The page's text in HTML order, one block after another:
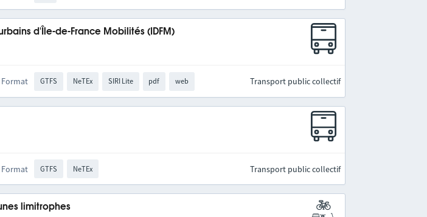
d'Île-de-France Mobilités (IDFM)
Format GTFS NeTEx SIRI Lite pdf web Transport public collectif
Format GTFS NeTEx Transport public collectif
limitrophes